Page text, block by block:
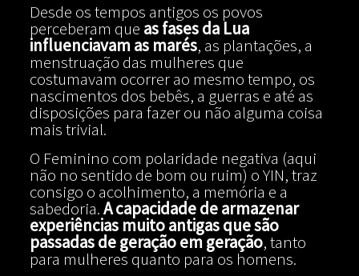
Desde os tempos antigos os povos
perceberam que as fases da Lua
influenciavam as marés, as plantações, a
menstruação das mulheres que
costumavam ocorrer ao mesmo tempo, os
nascimentos dos bebês, a guerras e até as
disposições para fazer ou não alguma coisa
mais trivial.
O Feminino com polaridade negativa (aqui
não no sentido de bom ou ruim) o YIN, traz
consigo o acolhimento, a memória e a
sabedoria.A capacidade de armazenar
experiências muito antigas que são
passadas de geração em geração, tanto
para mulheres quanto para os homens.